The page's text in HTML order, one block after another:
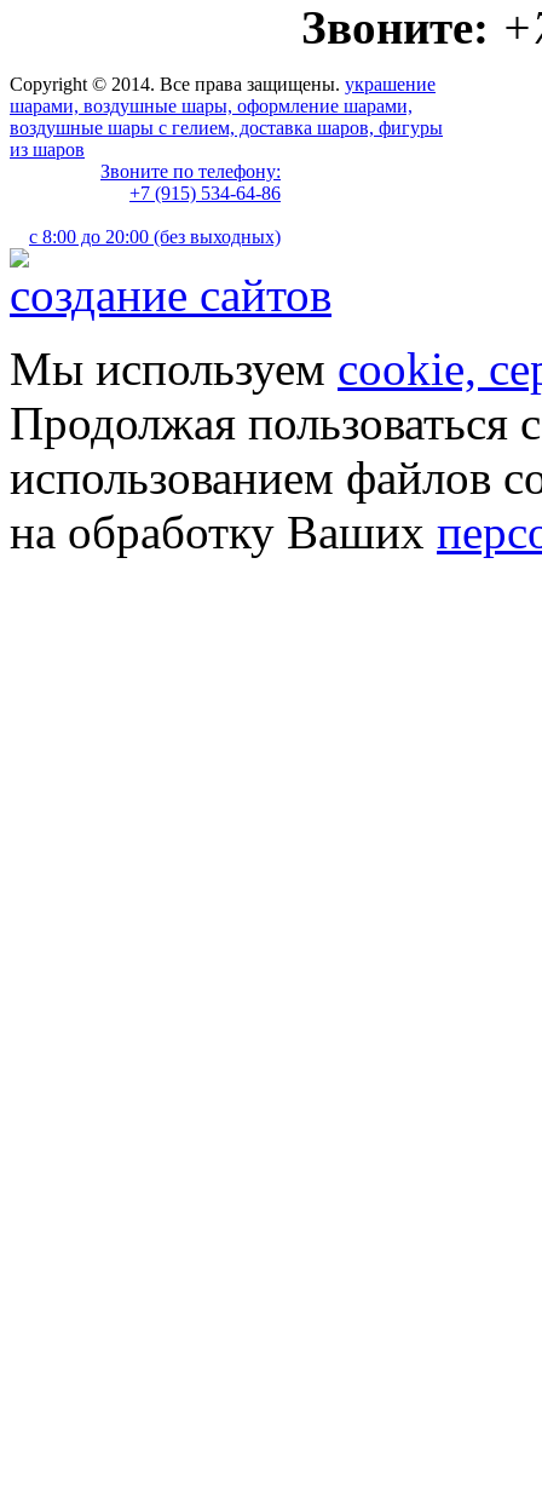
Звоните:
Copyright © 2014. Все права защищены. украшение
шарами, воздушные шары, оформление шарами,
воздушные шары с гелием, доставка шаров, фигуры
из шаров
Звоните по телефону:
+7 (915) 534-64-86
с 8:00 до 20:00 (без выходных)
создание сайтов
Мы используем cookie,
Продолжая пользоваться
использованием файлов
на обработку Ваших